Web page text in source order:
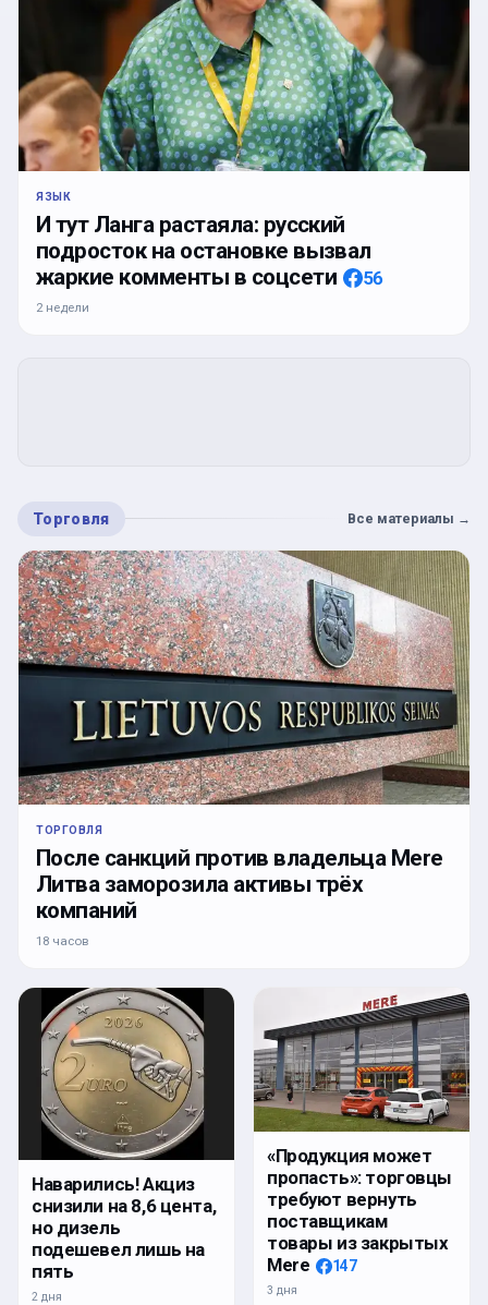
ЯЗЫК
И тут Ланга растаяла: русский
подросток на остановке вызвал
жаркие комменты в соцсети
56
2 недели
Торговля Все материалы →
ТОРГОВЛЯ
После санкций против владельца Mere
Литва заморозила активы трёх
компаний
18 часов
Наварились! Акциз
снизили на 8,6 цента,
но дизель
подешевел лишь на
пять
2 дня
«Продукция может
пропасть»: торговцы
требуют вернуть
поставщикам
товары из закрытых
Mere
147
3 дня